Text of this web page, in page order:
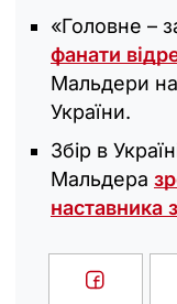
«Головне –
фанати
Мальдери на
України.
Збір в
Мальдера
наставника